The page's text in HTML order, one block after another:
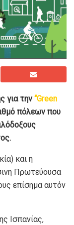
για την “Green
πόλεων που
και η
Πρωτεύουσα
επίσημα αυτόν
Ισπανίας,